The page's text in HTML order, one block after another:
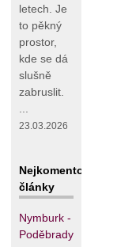
letech. Je
to pěkný
prostor,
kde se dá
slušně
zabruslit.
...
23.03.2026
články
Nymburk -
Poděbrady